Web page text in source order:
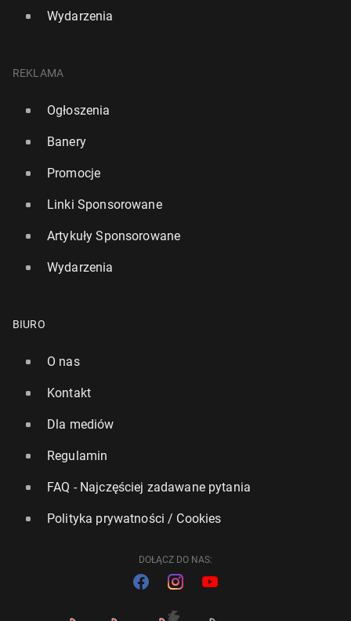
Wydarzenia
REKLAMA
Ogłoszenia
Banery
Promocje
Linki Sponsorowane
Artykuły Sponsorowane
Wydarzenia
BIURO
O nas
Kontakt
Dla mediów
Regulamin
FAQ - Najczęściej zadawane pytania
Polityka prywatności / Cookies
DOŁĄCZ DO NAS: